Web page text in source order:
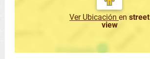
Ver Ubicación en street
view